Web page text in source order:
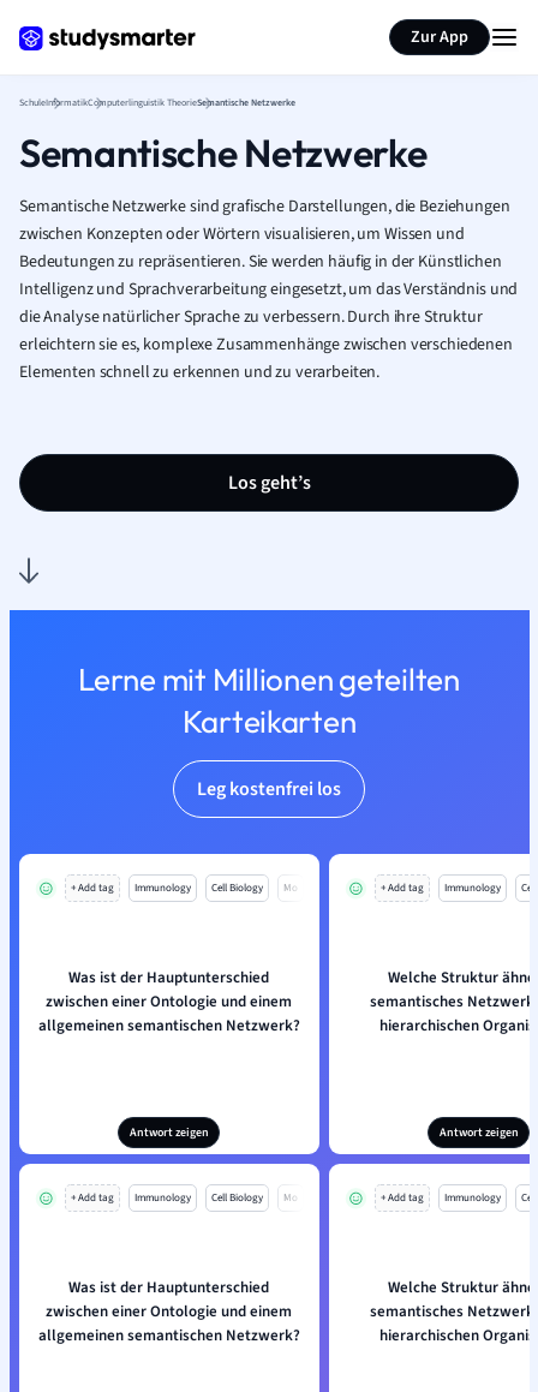
Zur App
SchuleInformatikComputerlinguistik TheorieSemantische Netzwerke
Semantische Netzwerke
Semantische Netzwerke sind grafische Darstellungen, die Beziehungen
zwischen Konzepten oder Wörtern visualisieren, um Wissen und
Bedeutungen zu repräsentieren. Sie werden häufig in der Künstlichen
Intelligenz und Sprachverarbeitung eingesetzt, um das Verständnis und
die Analyse natürlicher Sprache zu verbessern. Durch ihre Struktur
erleichtern sie es, komplexe Zusammenhänge zwischen verschiedenen
Elementen schnell zu erkennen und zu verarbeiten.
Los geht’s
Lerne mit Millionen geteilten
Karteikarten
Leg kostenfrei los
+ Add tag Immunology Cell Biology Mo
Was ist der Hauptunterschied
zwischen einer Ontologie und einem
allgemeinen semantischen Netzwerk?
Antwort zeigen
+ Add tag Immunology
Welche Struktur
semantisches Netzwerk
hierarchischen
Antwort zeigen
+ Add tag Immunology Cell Biology Mo
Was ist der Hauptunterschied
zwischen einer Ontologie und einem
allgemeinen semantischen Netzwerk?
+ Add tag Immunology
Welche Struktur
semantisches Netzwerk
hierarchischen
Seite zusammenfassen